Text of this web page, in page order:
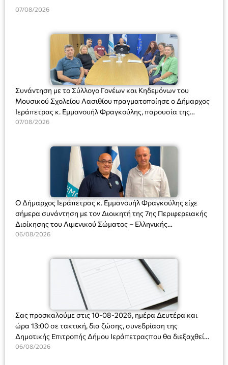
07/08/2026
Συνάντηση με το Σύλλογο Γονέων και Κηδεμόνων του
Μουσικού Σχολείου Λασιθίου πραγματοποίησε ο Δήμαρχος
Ιεράπετρας κ. Εμμανουήλ Φραγκούλης, παρουσία της
Διευθύντριας του σχολείου κας Μαριάννας Χαΐτα.
07/08/2026
Ο Δήμαρχος Ιεράπετρας κ. Εμμανουήλ Φραγκούλης είχε
σήμερα συνάντηση με τον Διοικητή της 7ης Περιφερειακής
Διοίκησης του Λιμενικού Σώματος – Ελληνικής
Ακτοφυλακής (Λ.Σ.-ΕΛ.ΑΚΤ.), Αρχιπλοίαρχο Λ.Σ. κ. Ιωάννη
06/08/2026
Σας προσκαλούμε στις 10-08-2026, ημέρα Δευτέρα και
ώρα 13:00 σε τακτική, δια ζώσης, συνεδρίαση της
Δημοτικής Επιτροπής Δήμου Ιεράπετραςπου θα διεξαχθεί
στο Δημοτικό Κατάστημα, Δημοκρατίας 31 στην αίθουσα
06/08/2026